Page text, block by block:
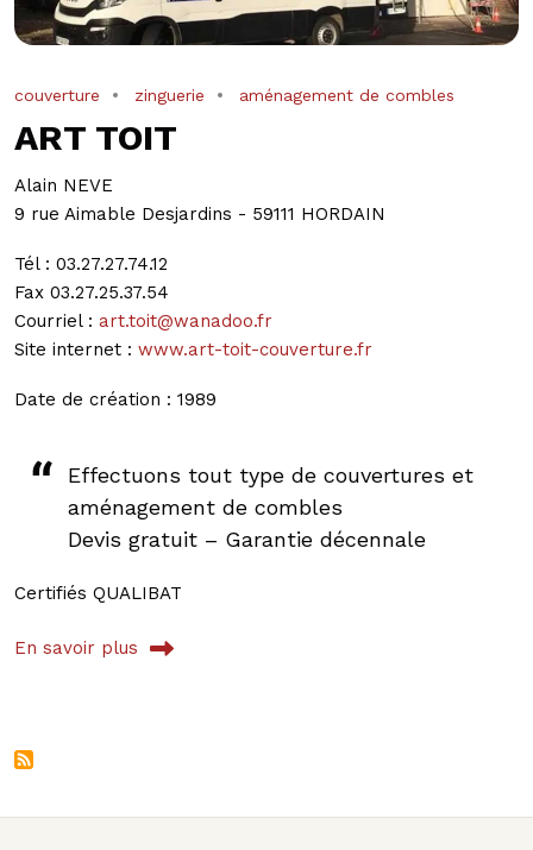
couverture zinguerie aménagement de combles
ART TOIT
Alain NEVE
9 rue Aimable Desjardins - 59111 HORDAIN
Tél : 03.27.27.74.12
Fax 03.27.25.37.54
Courriel : art.toit@wanadoo.fr
Site internet : www.art-toit-couverture.fr
Date de création : 1989
Effectuons tout type de couvertures et
aménagement de combles
Devis gratuit – Garantie décennale
Certifiés QUALIBAT
En savoir plus
sur ART TOIT